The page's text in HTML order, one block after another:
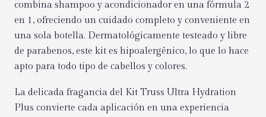
combina shampoo y acondicionador en una fórmula 2
en 1, ofreciendo un cuidado completo y conveniente en
una sola botella. Dermatológicamente testeado y libre
de parabenos, este kit es hipoalergénico, lo que lo hace
apto para todo tipo de cabellos y colores.
La delicada fragancia del Kit Truss Ultra Hydration
Plus convierte cada aplicación en una experiencia